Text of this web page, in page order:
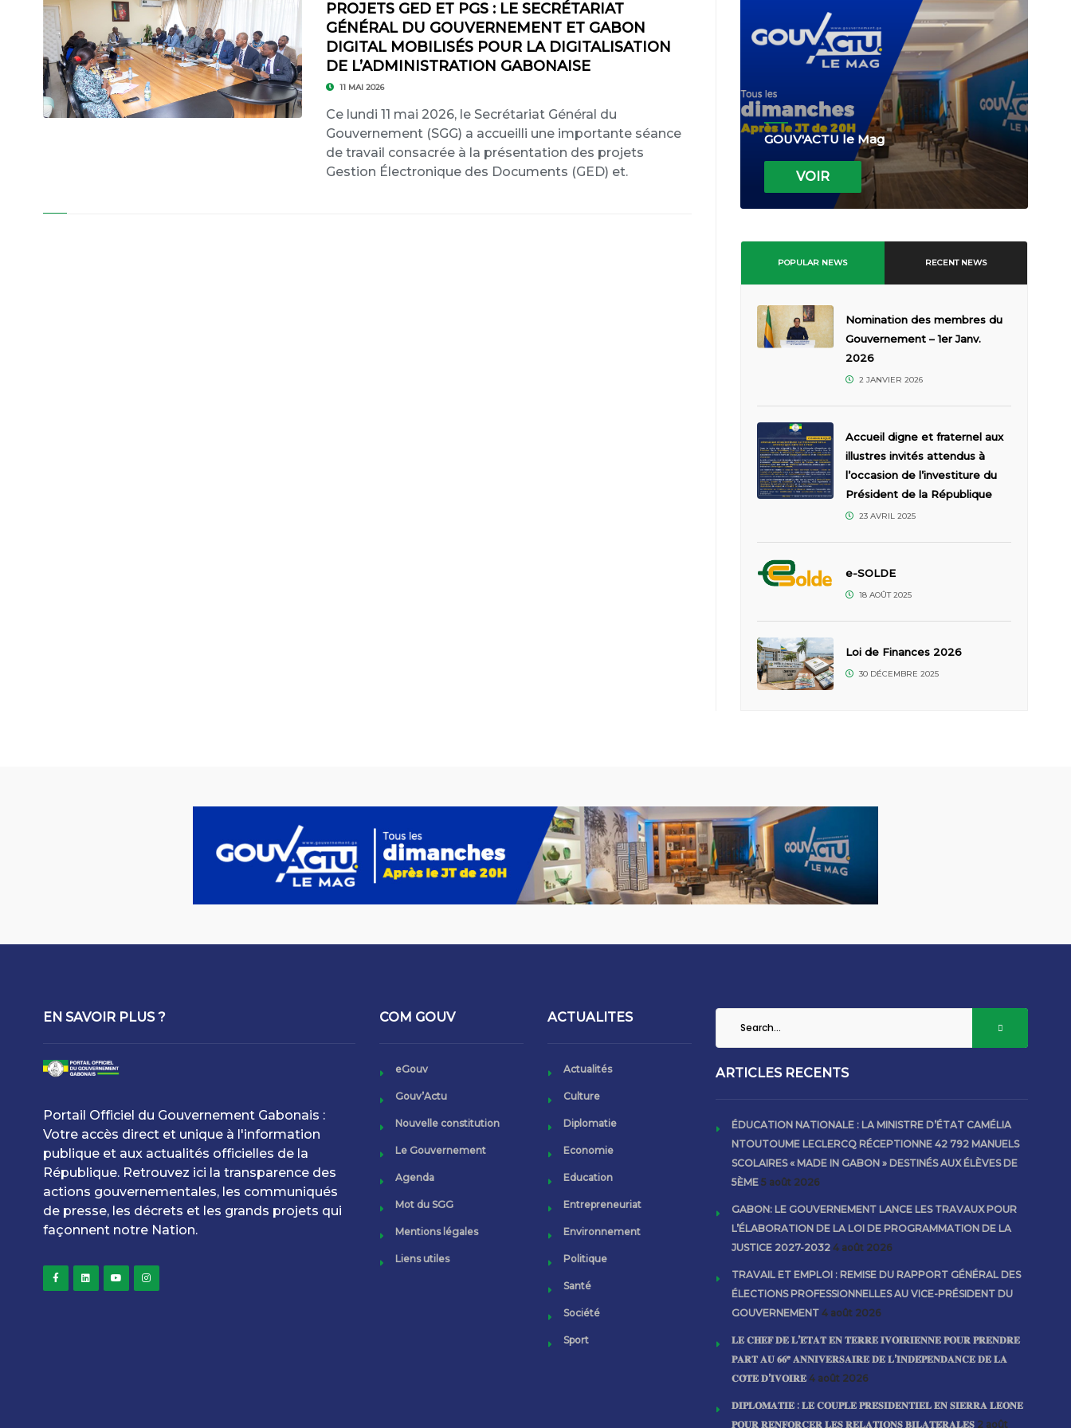
PROJETS GED ET PGS : LE SECRÉTARIAT
GÉNÉRAL DU GOUVERNEMENT ET GABON
DIGITAL MOBILISÉS POUR LA DIGITALISATION
DE L’ADMINISTRATION GABONAISE
11 MAI 2026
Ce lundi 11 mai 2026, le Secrétariat Général du
Gouvernement (SGG) a accueilli une importante séance
de travail consacrée à la présentation des projets
Gestion Électronique des Documents (GED) et.
GOUV'ACTU le Mag
VOIR
POPULAR NEWS RECENT NEWS
Nomination des membres du
Gouvernement – 1er Janv.
2026
2 JANVIER 2026
Accueil digne et fraternel aux
illustres invités attendus à
l’occasion de l’investiture du
Président de la République
23 AVRIL 2025
e-SOLDE
18 AOÛT 2025
Loi de Finances 2026
30 DÉCEMBRE 2025
EN SAVOIR PLUS ?
Portail Officiel du Gouvernement Gabonais :
Votre accès direct et unique à l'information
publique et aux actualités officielles de la
République. Retrouvez ici la transparence des
actions gouvernementales, les communiqués
de presse, les décrets et les grands projets qui
façonnent notre Nation.
COM GOUV
eGouv
Gouv’Actu
Nouvelle constitution
Le Gouvernement
Agenda
Mot du SGG
Mentions légales
Liens utiles
ACTUALITES
Actualités
Culture
Diplomatie
Economie
Education
Entrepreneuriat
Environnement
Politique
Santé
Société
Sport
ARTICLES RECENTS
ÉDUCATION NATIONALE : LA MINISTRE D’ÉTAT CAMÉLIA
NTOUTOUME LECLERCQ RÉCEPTIONNE 42 792 MANUELS
SCOLAIRES « MADE IN GABON » DESTINÉS AUX ÉLÈVES DE
5ÈME 5 août 2026
GABON: LE GOUVERNEMENT LANCE LES TRAVAUX POUR
L’ÉLABORATION DE LA LOI DE PROGRAMMATION DE LA
JUSTICE 2027-2032 4 août 2026
TRAVAIL ET EMPLOI : REMISE DU RAPPORT GÉNÉRAL DES
ÉLECTIONS PROFESSIONNELLES AU VICE-PRÉSIDENT DU
GOUVERNEMENT 4 août 2026
𝐋𝐄 𝐂𝐇𝐄𝐅 𝐃𝐄 𝐋’𝐄́𝐓𝐀𝐓 𝐄𝐍 𝐓𝐄𝐑𝐑𝐄 𝐈𝐕𝐎𝐈𝐑𝐈𝐄𝐍𝐍𝐄 𝐏𝐎𝐔𝐑 𝐏𝐑𝐄𝐍𝐃𝐑𝐄
𝐏𝐀𝐑𝐓 𝐀𝐔 𝟔𝟔ᵉ 𝐀𝐍𝐍𝐈𝐕𝐄𝐑𝐒𝐀𝐈𝐑𝐄 𝐃𝐄 𝐋’𝐈𝐍𝐃𝐄́𝐏𝐄𝐍𝐃𝐀𝐍𝐂𝐄 𝐃𝐄 𝐋𝐀
𝐂𝐎̂𝐓𝐄 𝐃’𝐈𝐕𝐎𝐈𝐑𝐄 4 août 2026
𝐃𝐈𝐏𝐋𝐎𝐌𝐀𝐓𝐈𝐄 : 𝐋𝐄 𝐂𝐎𝐔𝐏𝐋𝐄 𝐏𝐑𝐄́𝐒𝐈𝐃𝐄𝐍𝐓𝐈𝐄𝐋 𝐄𝐍 𝐒𝐈𝐄𝐑𝐑𝐀 𝐋𝐄𝐎𝐍𝐄
𝐏𝐎𝐔𝐑 𝐑𝐄𝐍𝐅𝐎𝐑𝐂𝐄𝐑 𝐋𝐄𝐒 𝐑𝐄𝐋𝐀𝐓𝐈𝐎𝐍𝐒 𝐁𝐈𝐋𝐀𝐓𝐄́𝐑𝐀𝐋𝐄𝐒 2 août